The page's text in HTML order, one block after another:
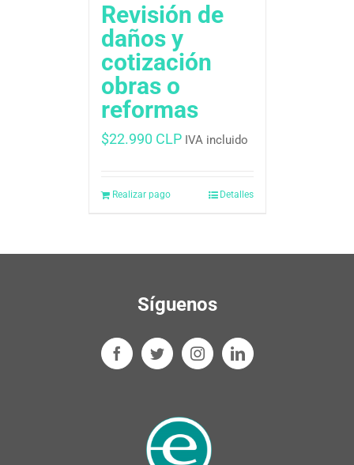
Revisión de
daños y
cotización 
obras o
reformas
$22.990 CLP IVA incluido
Realizar pago Detalles
Síguenos